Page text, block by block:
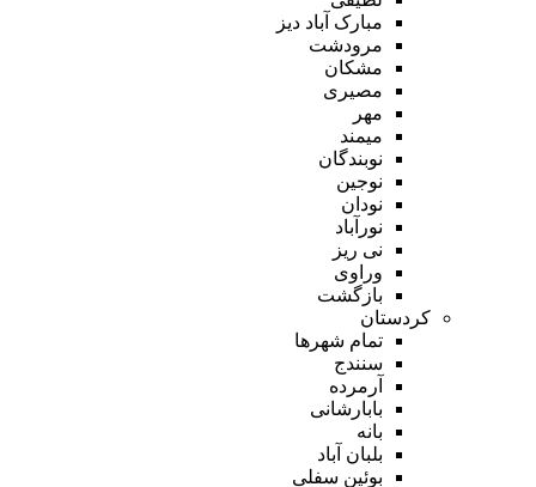
مبارک آباد دیز
مرودشت
مشکان
مصیری
مهر
میمند
نوبندگان
نوجین
نودان
نورآباد
نی ریز
وراوی
بازگشت
کردستان
تمام شهر‌ها
سنندج
آرمرده
بابارشانی
بانه
بلبان آباد
بوئین سفلی